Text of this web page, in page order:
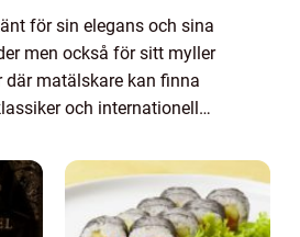
för sin elegans och sina
men också för sitt myller
där matälskare kan finna
och internationell